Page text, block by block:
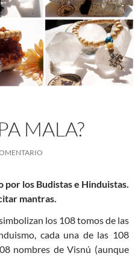
MALA?
por los Budistas e Hinduistas.
mantras.
los 108 tomos de las
cada una de las 108
nombres de Visnú (aunque